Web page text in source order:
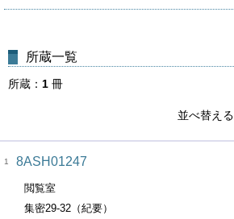
所蔵一覧
所蔵 1 冊
並べ替える
1 8ASH01247
閲覧室
集密29-32（紀要）